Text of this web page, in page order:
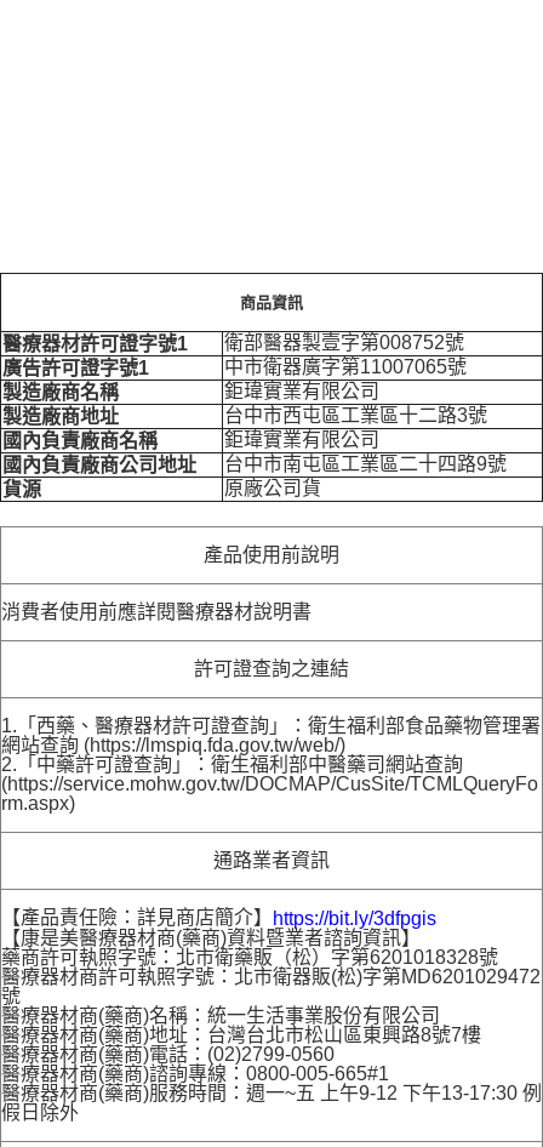
商品資訊
醫療器材許可證字號1
衛部醫器製壹字第008752號
廣告許可證字號1
中市衛器廣字第11007065號
製造廠商名稱
鉅瑋實業有限公司
製造廠商地址
台中市西屯區工業區十二路3號
國內負責廠商名稱
鉅瑋實業有限公司
國內負責廠商公司地址
台中市南屯區工業區二十四路9號
貨源
原廠公司貨
產品使用前說明
消費者使用前應詳閱醫療器材說明書
許可證查詢之連結
1.「西藥、醫療器材許可證查詢」：衛生福利部食品藥物管理署
網站查詢 (https://lmspiq.fda.gov.tw/web/)
2.「中藥許可證查詢」：衛生福利部中醫藥司網站查詢
(https://service.mohw.gov.tw/DOCMAP/CusSite/TCMLQueryFo
rm.aspx)
通路業者資訊
【產品責任險：詳見商店簡介】
https://bit.ly/3dfpgis
【康是美醫療器材商(藥商)資料暨業者諮詢資訊】
藥商許可執照字號：北市衛藥販（松）字第6201018328號
醫療器材商許可執照字號：北市衛器販(松)字第MD6201029472
號
醫療器材商(藥商)名稱：統一生活事業股份有限公司
醫療器材商(藥商)地址：台灣台北市松山區東興路8號7樓
醫療器材商(藥商)電話：(02)2799-0560
醫療器材商(藥商)諮詢專線：0800-005-665#1
醫療器材商(藥商)服務時間：週一~五 上午9-12 下午13-17:30 例
假日除外